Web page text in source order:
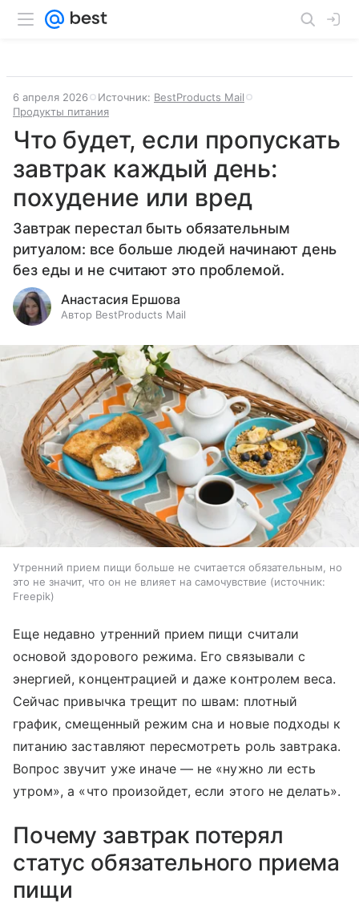
6 апреля 2026 Источник: BestProducts Mail
Продукты питания
Что будет, если пропускать
завтрак каждый день:
похудение или вред
Завтрак перестал быть обязательным
ритуалом: все больше людей начинают день
без еды и не считают это проблемой.
Анастасия Ершова
Автор BestProducts Mail
Утренний прием пищи больше не считается обязательным, но
это не значит, что он не влияет на самочувствие
источник:
Freepik
Еще недавно утренний прием пищи считали
основой здорового режима. Его связывали с
энергией, концентрацией и даже контролем веса.
Сейчас привычка трещит по швам: плотный
график, смещенный режим сна и новые подходы к
питанию заставляют пересмотреть роль завтрака.
Вопрос звучит уже иначе — не «нужно ли есть
утром», а «что произойдет, если этого не делать».
Почему завтрак потерял
статус обязательного приема
пищи